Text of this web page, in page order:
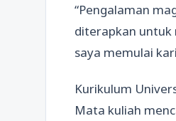
“Pengalaman
diterapkan untuk
saya memulai
Kurikulum
Mata kuliah